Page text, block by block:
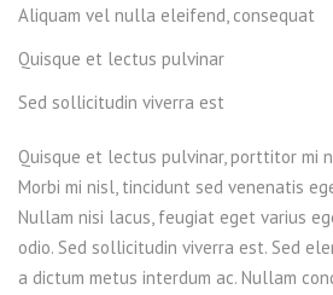
Aliquam vel nulla eleifend, consequat
Quisque et lectus pulvinar
Sed sollicitudin viverra est
Quisque et lectus pulvinar, porttitor mi
Morbi mi nisl, tincidunt sed venenatis
Nullam nisi lacus, feugiat eget varius
odio. Sed sollicitudin viverra est. Sed
a dictum metus interdum ac. Nullam